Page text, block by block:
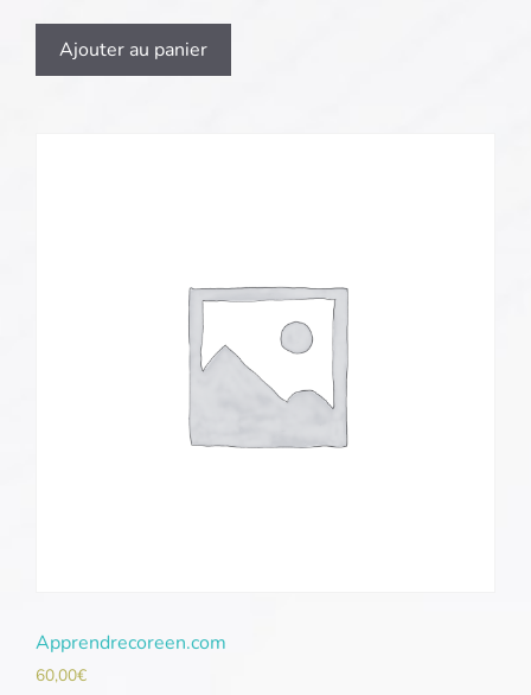
Ajouter au panier
Apprendrecoreen.com
60,00€